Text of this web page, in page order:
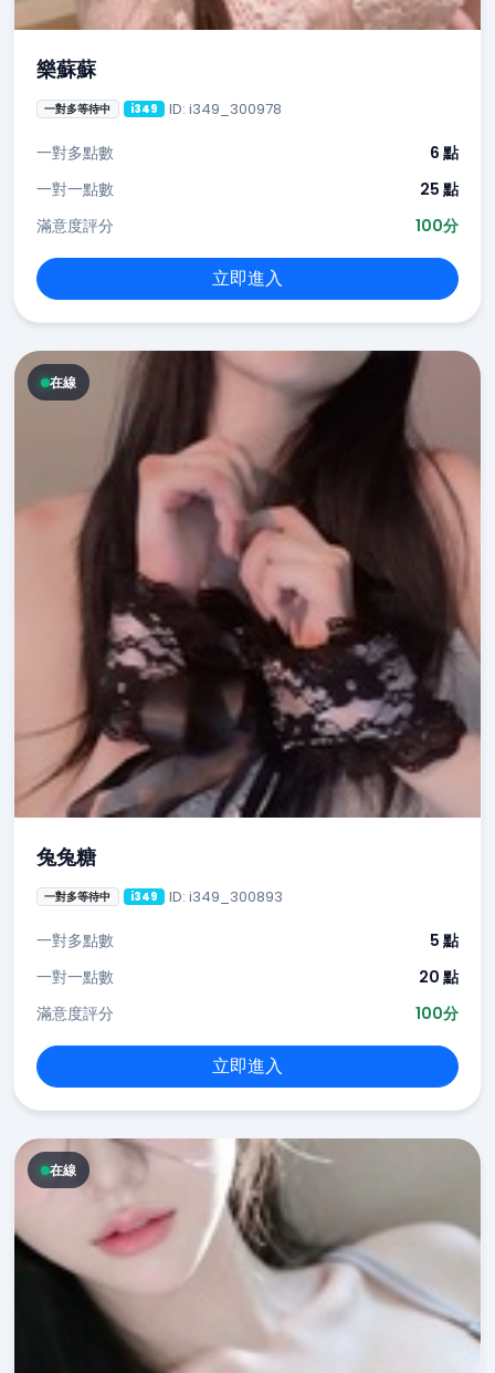
樂蘇蘇
一對多等待中 i349 ID: i349_300978
一對多點數
6 點
一對一點數
25 點
滿意度評分
100分
立即進入
在線
兔兔糖
一對多等待中 i349 ID: i349_300893
一對多點數
5 點
一對一點數
20 點
滿意度評分
100分
立即進入
在線